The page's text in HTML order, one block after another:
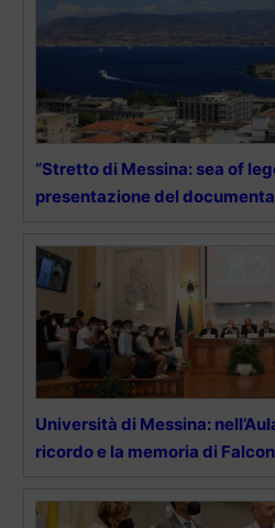
“Stretto di Messina: sea of
presentazione del
Università di Messina:
ricordo e la memoria di